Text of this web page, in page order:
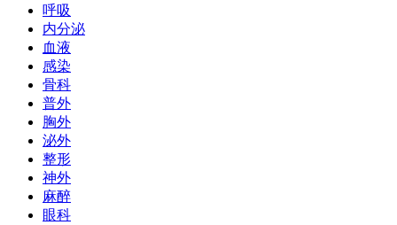
呼吸
内分泌
血液
感染
骨科
普外
胸外
泌外
整形
神外
麻醉
眼科